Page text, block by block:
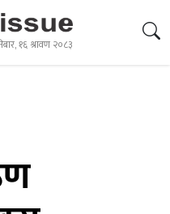
१६ श्रावण २०८३